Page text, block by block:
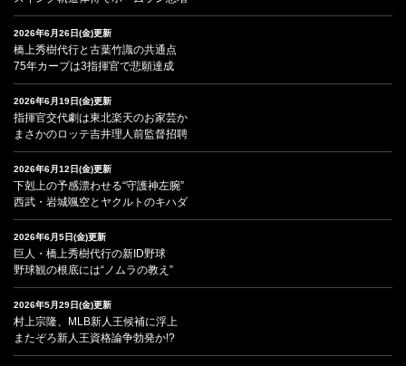
2026年6月26日(金)更新
橋上秀樹代行と古葉竹識の共通点
75年カープは3指揮官で悲願達成
2026年6月19日(金)更新
指揮官交代劇は東北楽天のお家芸か
まさかのロッテ吉井理人前監督招聘
2026年6月12日(金)更新
下剋上の予感漂わせる“守護神左腕”
西武・岩城颯空とヤクルトのキハダ
2026年6月5日(金)更新
巨人・橋上秀樹代行の新ID野球
野球観の根底には“ノムラの教え”
2026年5月29日(金)更新
村上宗隆、MLB新人王候補に浮上
またぞろ新人王資格論争勃発か!?